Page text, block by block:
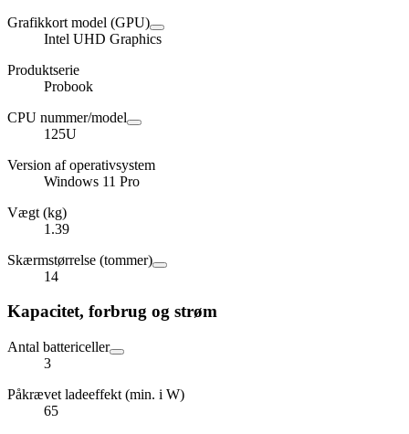
Grafikkort model (GPU)
Intel UHD Graphics
Produktserie
Probook
CPU nummer/model
125U
Version af operativsystem
Windows 11 Pro
Vægt (kg)
1.39
Skærmstørrelse (tommer)
14
Kapacitet, forbrug og strøm
Antal battericeller
3
Påkrævet ladeeffekt (min. i W)
65